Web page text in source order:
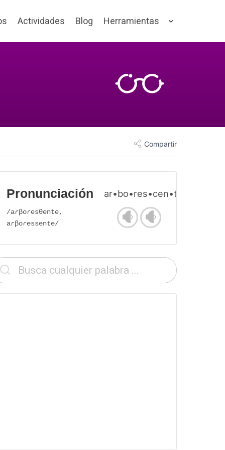
Actividades Blog Herramientas
Compartir
Pronunciación ar•bo•res•cen•te
/aɾβoɾesθente,
aɾβoɾessente/